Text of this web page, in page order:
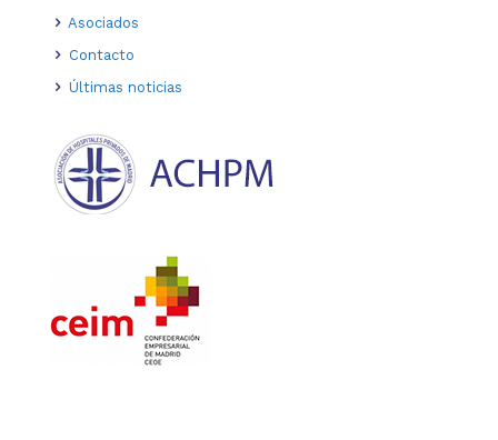
Asociados
Contacto
Últimas noticias